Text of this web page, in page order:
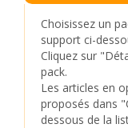
Choisissez un
support ci-
Cliquez sur
pack.
Les articles en
proposés dans
dessous de la